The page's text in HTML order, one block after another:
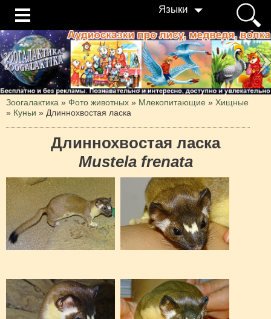
Языки
Зоогалактика » Фото животных » Млекопитающие » Хищные
» Куньи » Длиннохвостая ласка
Длиннохвостая ласка
Mustela frenata